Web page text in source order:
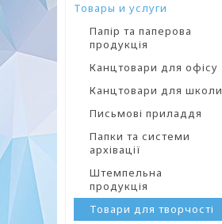
Товары и услуги
Папір та паперова
продукція
Канцтовари для офісу
Канцтовари для школи
Письмові приладдя
Папки та системи
архівації
Штемпельна
продукція
Товари для творчості